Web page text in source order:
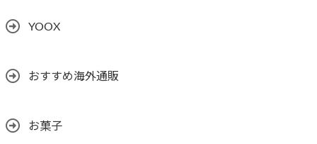
YOOX
おすすめ海外通販
お菓子